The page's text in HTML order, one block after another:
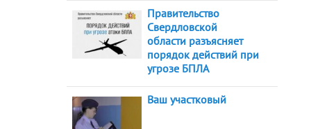
Правительство
Свердловской
области разъясняет
порядок действий при
угрозе БПЛА
Ваш участковый